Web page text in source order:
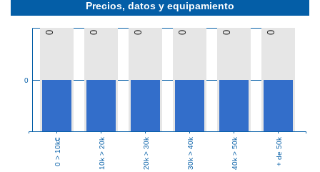
Precios, datos y equipamiento
0
0 0 0 0 0 0
0 > 10k€ 10k > 20k 20k > 30k 30k > 40k 40k > 50k + de 50k